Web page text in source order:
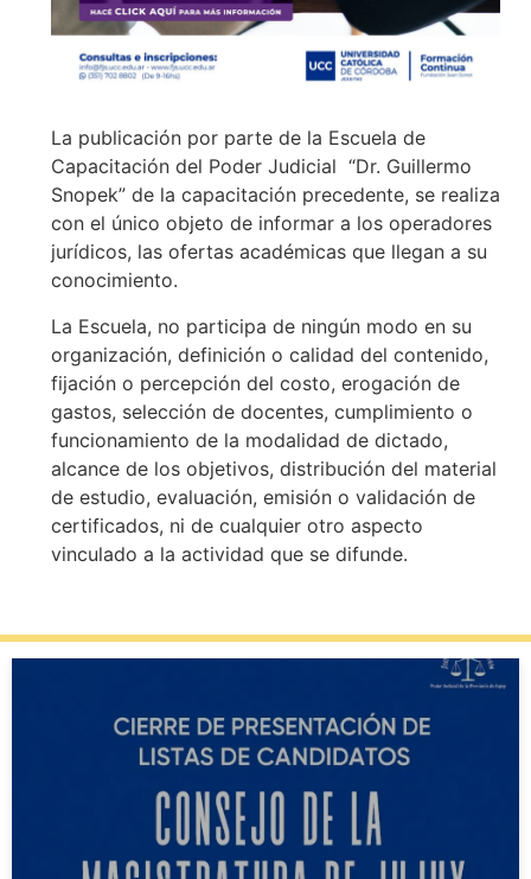
La publicación por parte de la Escuela de
Capacitación del Poder Judicial “Dr. Guillermo
Snopek” de la capacitación precedente, se realiza
con el único objeto de informar a los operadores
jurídicos, las ofertas académicas que llegan a su
conocimiento.
La Escuela, no participa de ningún modo en su
organización, definición o calidad del contenido,
fijación o percepción del costo, erogación de
gastos, selección de docentes, cumplimiento o
funcionamiento de la modalidad de dictado,
alcance de los objetivos, distribución del material
de estudio, evaluación, emisión o validación de
certificados, ni de cualquier otro aspecto
vinculado a la actividad que se difunde.